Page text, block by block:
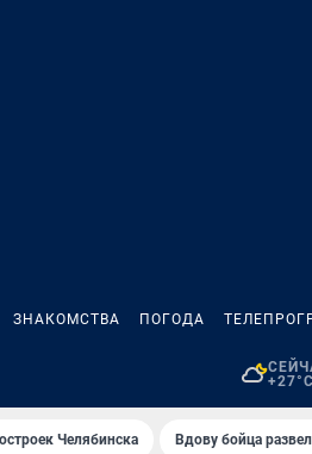
ЗНАКОМСТВА ПОГОДА
+27°C
Челябинска Вдову бойца